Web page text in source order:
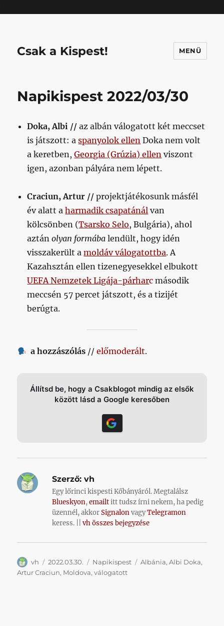
Csak a Kispest! MENÜ
Napikispest 2022/03/30
Doka, Albi // az albán válogatott két meccset
is játszott: aspanyolok ellen Doka nem volt
a keretben,Georgia (Grúzia) ellen viszont
igen, azonban pályára nem lépett.
Craciun, Artur // projektjátékosunk másfél
év alatt aharmadik csapatánál van
kölcsönben (Tsarsko Selo, Bulgária), ahol
aztánolyan formába lendült, hogy idén
visszakerült amoldáv válogatottba. A
Kazahsztán ellen tizenegyesekkel elbukott
UEFA Nemzetek Ligája-párharc második
meccsén 57 percet játszott, és a tizijét
berúgta.
a hozzászólás// előmoderált.
Állítsd be, hogy a Csakblogot mindig az elsők
között lásd a Google keresőben
Szerző: vh
Egy lőrinci kispesti Kőbányáról. Megtalálsz
Blueskyon,emailtitt tudsz írni nekem, ha pedig
üzennél, akkorSignalonvagyTelegramon
keress. ||vh összes bejegyzése
Szerző
vh Közzétéve
2022.03.30. Kategória
Napikispest Címke
Albánia,Albi Doka,
Artur Craciun, Moldova,válogatott